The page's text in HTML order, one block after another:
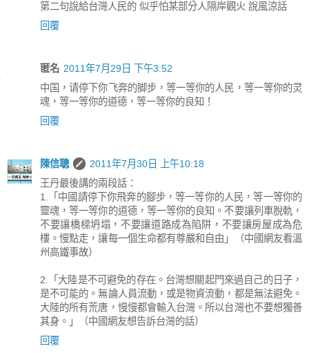
第二句說給台灣人民的 似乎怕某部分人隔岸觀火 說風涼話
回覆
匿名 2011年7月29日 下午3:52
中国，请停下你飞奔的脚步，等一等你的人民，等一等你的灵
魂，等一等你的道德，等一等你的良知！
回覆
陳信聰
2011年7月30日 上午10:18
王丹最後講的兩段話：
1.「中國請停下你飛奔的腳步，等一等你的人民，等一等你的
靈魂，等一等你的道德，等一等你的良知。不要讓列車脫軌，
不要讓橋樑坍塌，不要讓道路成為陷阱，不要讓房屋成為危
樓。慢點走，讓每一個生命都有尊嚴和自由」（中國網友看溫
州高鐵事故）
2.「大陸是不可避免的存在。台灣想關起門來過自己的日子，
是不可能的。無論人員流動，或是物資流動，都是無法避免。
大陸的所有荒唐，慢慢都會輸入台灣。所以台灣也不要想獨善
其身。」（中國網友想告訴台灣的話）
回覆